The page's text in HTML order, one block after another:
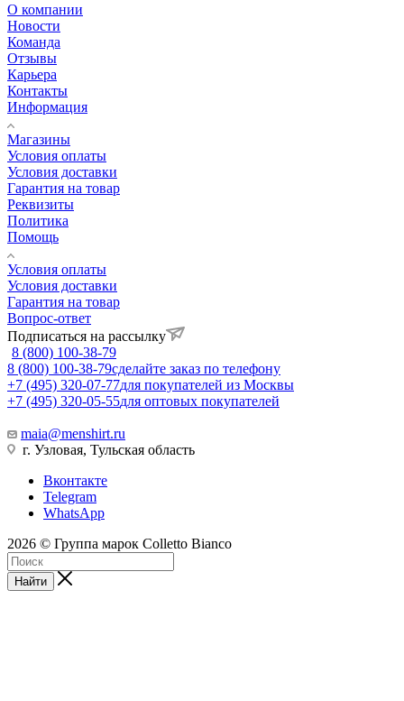
О компании
Новости
Команда
Отзывы
Карьера
Контакты
Информация
Магазины
Условия оплаты
Условия доставки
Гарантия на товар
Реквизиты
Политика
Помощь
Условия оплаты
Условия доставки
Гарантия на товар
Вопрос-ответ
Подписаться на рассылку
8 (800) 100-38-79
8 (800) 100-38-79сделайте заказ по телефону
+7 (495) 320-07-77для покупателей из Москвы
+7 (495) 320-05-55для оптовых покупателей
maia@menshirt.ru
г. Узловая, Тульская область
Вконтакте
Telegram
WhatsApp
2026 © Группа марок Colletto Bianco
Найти